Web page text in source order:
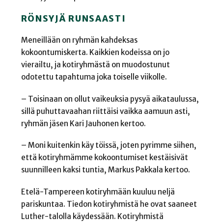
RÖNSYJÄ RUNSAASTI
Meneillään on ryhmän kahdeksas
kokoontumiskerta. Kaikkien kodeissa on jo
vierailtu, ja kotiryhmästä on muodostunut
odotettu tapahtuma joka toiselle viikolle.
– Toisinaan on ollut vaikeuksia pysyä aikataulussa,
sillä puhuttavaahan riittäisi vaikka aamuun asti,
ryhmän jäsen Kari Jauhonen kertoo.
– Moni kuitenkin käy töissä, joten pyrimme siihen,
että kotiryhmämme kokoontumiset kestäisivät
suunnilleen kaksi tuntia, Markus Pakkala kertoo.
Etelä-Tampereen kotiryhmään kuuluu neljä
pariskuntaa. Tiedon kotiryhmistä he ovat saaneet
Luther-talolla käydessään. Kotiryhmistä